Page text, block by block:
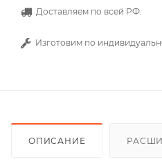
Доставляем по всей РФ.
Изготовим по
ОПИСАНИЕ